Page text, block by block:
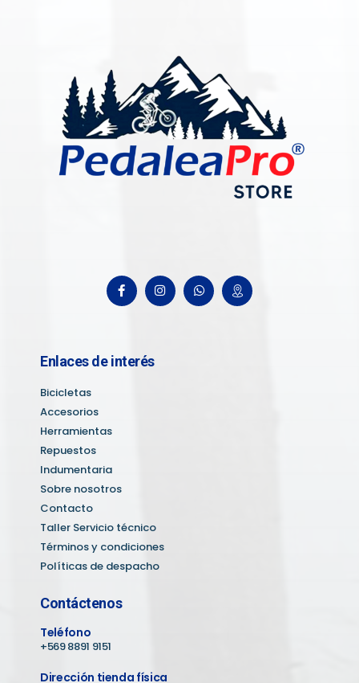
Enlaces de interés
Bicicletas
Accesorios
Herramientas
Repuestos
Indumentaria
Sobre nosotros
Contacto
Taller Servicio técnico
Términos y condiciones
Políticas de despacho
Contáctenos
Teléfono
+569 8891 9151
Dirección tienda física